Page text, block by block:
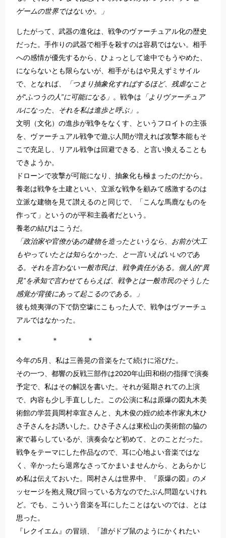
ゲームの世界ではないか。」
したがって、武器の進化は、戦争のヴァーチュアル化の歴史
だった。手作りの武器で相手を殺すのは容易ではない。相手
への感情が優先するから、ひょっとして途中でもうやめた、
にならないとも限らないが、相手がもはや見えずミサイル
で、となれば、
「つまり抽象化すればするほど、残虐なこと
が“ふつうの人”に可能になる」 。戦争は 「よりヴァーチュア
ルになった、それを私は進歩と呼ぶ」。
文明（文化）の進歩が戦争をなくす、というフロイトの主張
を、ヴァーチュアル戦争で遊ぶ人間が増えれば攻撃本能もそ
こで充足し、リアル戦争は回避できる、と言い換えることも
できようか。
ドローンで攻撃が可能になり、抽象化も極まったのだから。
養老は戦争を土建といい、立派な戦争を顧みて感激するのは
立派な建物を見て讃えるのと同じで、「こんな馬鹿なものを
作って」というのが平和主義者だという。
養老の結びはこうだ。
「政治家や官僚があの建物を造ったというなら、お前が大工
もやっていたとは知らなかった、と一言いえばいいのであ
る。それを言わない一般市民は、戦争責任がある。個人的“異
見”を承知で言わせてもらえば、戦争とは一般市民のそうした
感覚が背後にあって起こるのである。」
彼も焼夷弾の下で防空壕にこもった人で、戦争はヴァーチュ
アルではなかった。
＊ ＊ ＊
今年の5月、私は三善晃の音楽をたて続けに浴びた。
その一つ、都響の反戦三部作は2020年山田和樹の指揮で演奏
予定で、私はその解説を書いた。それが延期されての上演
で、内容も少し手直しした。この公演に私は原爆の図丸木美
術館の学芸員岡村幸宣さんと、丸木俊の姪の絵本作家丸木ひ
さ子さんをお誘いした。ひさ子さんは東松山の美術館の脇の
家で暮らしているが、演奏会など初めて、とのことだった。
戦争をテーマにした作品なので、耳に心地よい音楽ではな
く、辛かったら退席なさってかまいませんから、とあらかじ
め私は伝えておいた。岡村さんは世界中、『原爆の図』のメ
ッセージを抱え飛び回っている方なのでたぶん問題ないけれ
ど。でも、こういう音楽を耳にしたことはないのでは、とは
思った。
『レクイエム』の冒頭、「誰がドブ鼠のようにかくれたい